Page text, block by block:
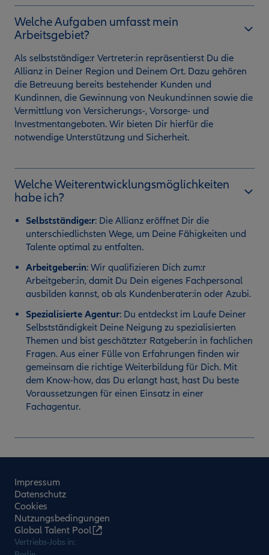
Welche Aufgaben umfasst mein
Arbeitsgebiet?
Als selbstständige:r Vertreter:in repräsentierst Du die
Allianz in Deiner Region und Deinem Ort. Dazu gehören
die Betreuung bereits bestehender Kunden und
Kundinnen, die Gewinnung von Neukund:innen sowie die
Vermittlung von Versicherungs-, Vorsorge- und
Investmentangeboten. Wir bieten Dir hierfür die
notwendige Unterstützung und Sicherheit.
Welche Weiterentwicklungsmöglichkeiten
habe ich?
Selbstständige:r: Die Allianz eröffnet Dir die
unterschiedlichsten Wege, um Deine Fähigkeiten und
Talente optimal zu entfalten.
Arbeitgeber:in: Wir qualifizieren Dich zum:r
Arbeitgeber:in, damit Du Dein eigenes Fachpersonal
ausbilden kannst, ob als Kundenberater:in oder Azubi.
Spezialisierte Agentur: Du entdeckst im Laufe Deiner
Selbstständigkeit Deine Neigung zu spezialisierten
Themen und bist geschätzte:r Ratgeber:in in fachlichen
Fragen. Aus einer Fülle von Erfahrungen finden wir
gemeinsam die richtige Weiterbildung für Dich. Mit
dem Know-how, das Du erlangt hast, hast Du beste
Voraussetzungen für einen Einsatz in einer
Fachagentur.
Impressum
Datenschutz
Cookies
Nutzungsbedingungen
Global Talent Pool
Vertriebs-Jobs in: